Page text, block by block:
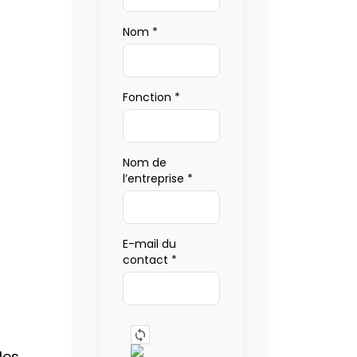
Nom *
Fonction *
Nom de
l’entreprise *
E-mail du
contact *